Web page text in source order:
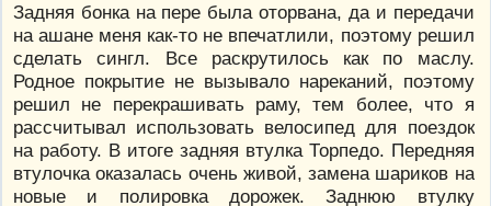
Задняя бонка на пере была оторвана, да и передачи
на ашане меня как-то не впечатлили, поэтому решил
сделать сингл. Все раскрутилось как по маслу.
Родное покрытие не вызывало нареканий, поэтому
решил не перекрашивать раму, тем более, что я
рассчитывал использовать велосипед для поездок
на работу. В итоге задняя втулка Торпедо. Передняя
втулочка оказалась очень живой, замена шариков на
новые и полировка дорожек. Заднюю втулку